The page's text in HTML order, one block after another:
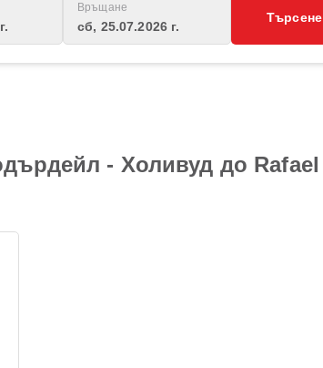
Връщане
сб, 25.07.2026 г.
Търсене
- Холивуд до Rafael